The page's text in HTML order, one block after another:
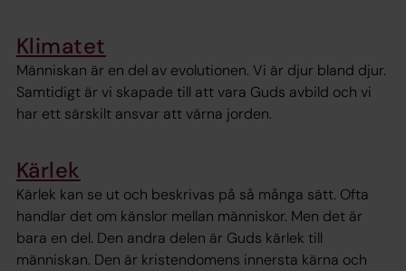
Klimatet
Människan är en del av evolutionen. Vi är djur bland djur.
Samtidigt är vi skapade till att vara Guds avbild och vi
har ett särskilt ansvar att värna jorden.
Kärlek
Kärlek kan se ut och beskrivas på så många sätt. Ofta
handlar det om känslor mellan människor. Men det är
bara en del. Den andra delen är Guds kärlek till
människan. Den är kristendomens innersta kärna och